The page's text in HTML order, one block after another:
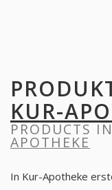
KUR-
PRODUCTS
APOTHEKE
In Kur-Apotheke